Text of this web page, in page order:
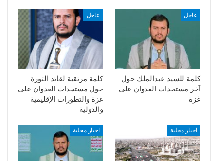
عاجل
كلمة للسيد عبدالملك حول
آخر مستجدات العدوان على
غزة
عاجل
كلمة مرتقبة لقائد الثورة
حول مستجدات العدوان على
غزة والتطورات الإقليمية
والدولية
اخبار محلية اخبار محلية